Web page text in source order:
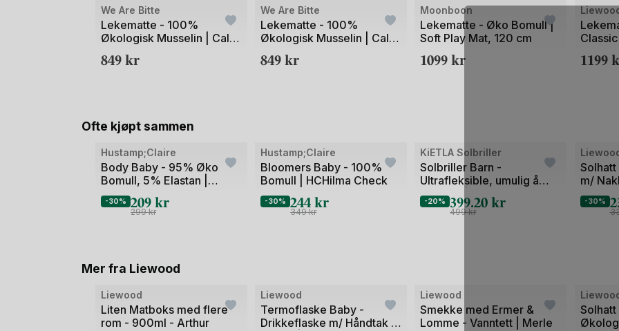
Bilde
av
We Are Bitte
Lekematte - 100%
Økologisk Musselin | Calm
Play Mat, 85x110 cm
849kr
Bilde
av
We Are Bitte
Lekematte - 100%
Økologisk Musselin | Calm
Play Mat, 85x110 cm
849kr
Bilde
av
Moonboon
Lekematte - Øko Bomull |
Soft Play Mat, 120 cm
1099kr
Bilde
av
1199
Ofte kjøpt sammen
Bilde
av
Hustamp;Claire
Body Baby - 95% Øko
Bomull, 5% Elastan |
HCBilly Ice cream
-30% 209kr
299kr
Bilde
av
2
Hustamp;Claire
Bloomers Baby - 100%
Bomull | HCHilma Check
-30% 244kr
349kr
Bilde
av
2
KiETLA Solbriller
Solbriller Barn -
Ultrafleksible, umulig å
knekke! | Fleur
-20% 399.20kr
499kr
Bilde
av
m/
Sun
-30%
Mer fra Liewood
Bilde
av
Liewood
Liten Matboks med flere
rom - 900ml - Arthur
Bilde
av
Liewood
Termoflaske Baby -
Drikkeflaske m/ Håndtak -
Bilde
av
Liewood
Smekke med Ermer &
Lomme - Vanntett | Merle
Bilde
av